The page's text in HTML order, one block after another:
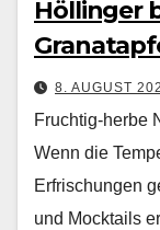
Höllinger
8. AUGUST
Fruchtig-herbe
Wenn die
Erfrischun­gen
und Mock­tails